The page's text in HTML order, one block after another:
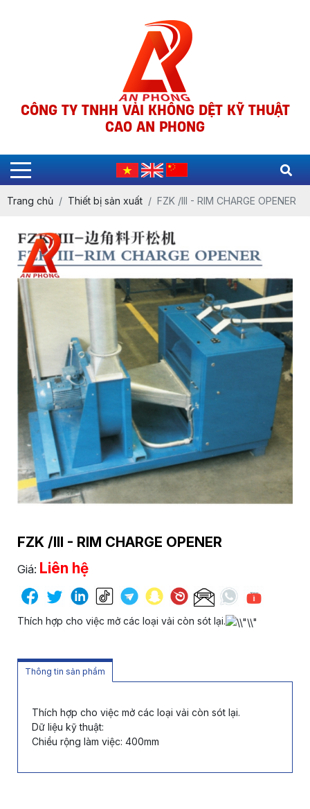
CÔNG TY TNHH VẢI KHÔNG DỆT KỸ THUẬT
CAO AN PHONG
Trang chủ Thiết bị sản xuất FZK /III - RIM CHARGE OPENER
FZK /III - RIM CHARGE OPENER
Giá: Liên hệ
Thích hợp cho việc mở các loại vải còn sót lại.
Thông tin sản phẩm
Thích hợp cho việc mở các loại vải còn sót lại.
Dữ liệu kỹ thuật:
Chiều rộng làm việc: 400mm